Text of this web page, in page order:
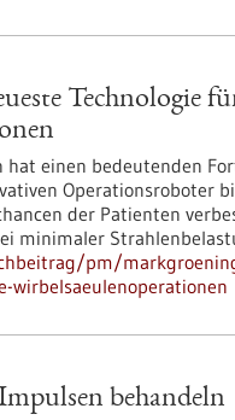
Technologie
hat einen bedeutenden
Operationsroboter
der Patienten
minimaler
pm/
wirbelsaeulenoperationen
behandeln